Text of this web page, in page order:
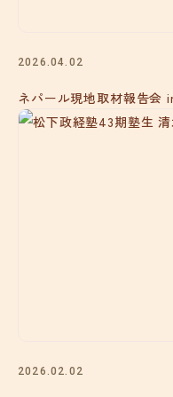
2026.04.02
ネパール現地取材報告会
2026.02.02